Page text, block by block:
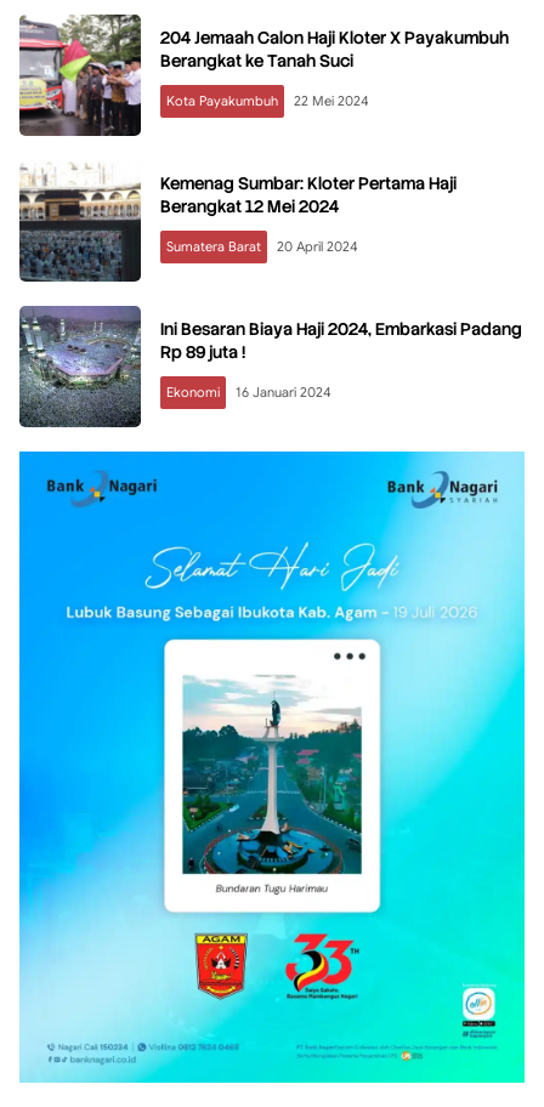
204 Jemaah Calon Haji Kloter X Payakumbuh
Berangkat ke Tanah Suci
Kota Payakumbuh 22 Mei 2024
Kemenag Sumbar: Kloter Pertama Haji
Berangkat 12 Mei 2024
Sumatera Barat 20 April 2024
Ini Besaran Biaya Haji 2024, Embarkasi Padang
Rp 89 juta !
Ekonomi 16 Januari 2024